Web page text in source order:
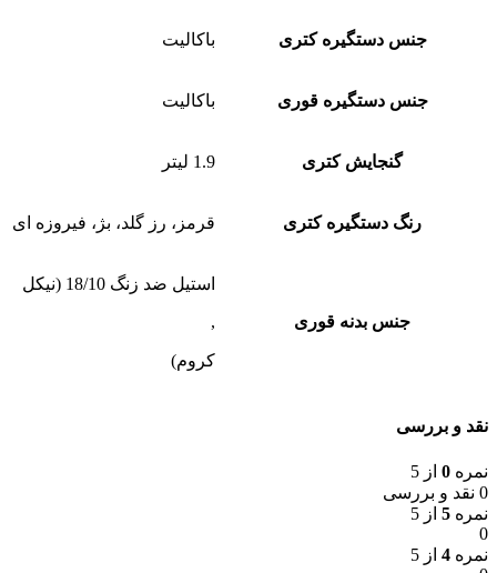
جنس دستگیره کتری باکالیت
جنس دستگیره قوری باکالیت
گنجایش کتری 1.9 لیتر
رنگ دستگیره کتری قرمز، رز گلد، بژ، فیروزه ای
جنس بدنه قوری
استیل ضد زنگ 18/10 (نیکل
,
کروم)
نقد و بررسی
نمره 0 از 5
0 نقد و بررسی
نمره 5 از 5
0
نمره 4 از 5